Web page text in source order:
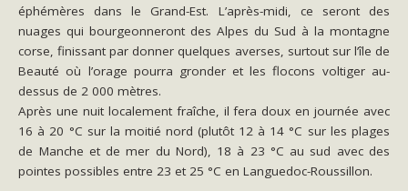
éphémères dans le Grand-Est. L’après-midi, ce seront des
nuages qui bourgeonneront des Alpes du Sud à la montagne
corse, finissant par donner quelques averses, surtout sur l’île de
Beauté où l’orage pourra gronder et les flocons voltiger au-
dessus de 2 000 mètres.
Après une nuit localement fraîche, il fera doux en journée avec
16 à 20 °C sur la moitié nord (plutôt 12 à 14 °C sur les plages
de Manche et de mer du Nord), 18 à 23 °C au sud avec des
pointes possibles entre 23 et 25 °C en Languedoc-Roussillon.